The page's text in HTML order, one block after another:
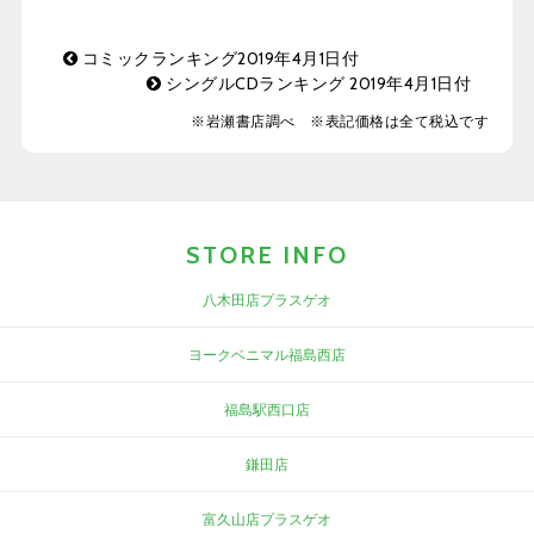
コミックランキング2019年4月1日付
シングルCDランキング 2019年4月1日付
※岩瀬書店調べ ※表記価格は全て税込です
STORE INFO
八木田店プラスゲオ
ヨークベニマル福島西店
福島駅西口店
鎌田店
富久山店プラスゲオ